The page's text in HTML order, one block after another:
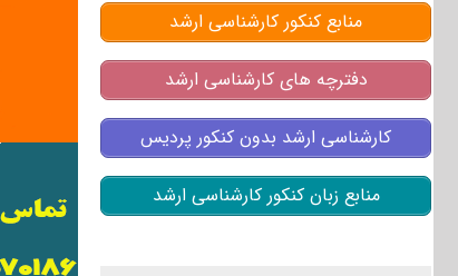
منابع کنکور کارشناسی ارشد
دفترچه های کارشناسی ارشد
کارشناسی ارشد بدون کنکور پردیس
منابع زبان کنکور کارشناسی ارشد